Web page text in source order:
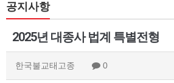
공지사항
2025년 대종사 법계 특별전형
한국불교태고종 0